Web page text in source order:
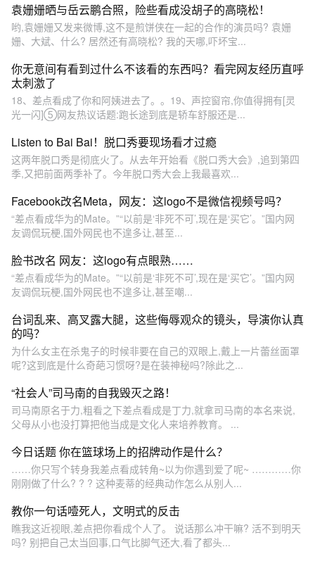
袁姗姗晒与岳云鹏合照，险些看成没胡子的高晓松！
哟,袁姗姗又发来微博,这不是煎饼侠在一起的合作的演员吗? 袁姗
姗、大斌、什么? 居然还有高晓松? 我的天哪,吓坏宝...
你无意间有看到过什么不该看的东西吗？看完网友经历直呼
太刺激了
18、差点看成了你和阿姨进去了。。19、声控窗帘,你值得拥有[灵
光一闪]⑤网友热议话题:跑长途到底是轿车舒服还是...
Listen to Bai Bai！脱口秀要现场看才过瘾
这两年脱口秀是彻底火了。从去年开始看《脱口秀大会》,追到第四
季,又把前面两季补了。今年脱口秀大会上我最喜欢...
Facebook改名Meta，网友：这logo不是微信视频号吗？
“差点看成华为的Mate。”“以前是‘非死不可’,现在是‘买它’。”国内网
友调侃玩梗,国外网民也不遑多让,甚至...
脸书改名 网友：这logo有点眼熟……
“差点看成华为的Mate。”“以前是‘非死不可’,现在是‘买它’。”国内网
友调侃玩梗,国外网民也不遑多让,甚至嘲...
台词乱来、高叉露大腿，这些侮辱观众的镜头，导演你认真
的吗？
为什么女主在杀鬼子的时候非要在自己的双眼上,戴上一片蕾丝面罩
呢?这到底是什么奇葩习惯呀?是在装神秘吗?除此之...
“社会人”司马南的自我毁灭之路！
司马南原名于力,粗看之下差点看成是丁力,就拿司马南的本名来说,
父母从小也没打算把他当成是文化人来培养教育。 ...
今日话题 你在篮球场上的招牌动作是什么？
……你只写个转身我差点看成转角~以为你遇到爱了呢~ …………你
刚刚做了什么? ? ? 这种麦蒂的经典动作怎么从别人...
教你一句话噎死人，文明式的反击
瞧我这近视眼,差点把你看成个人了。 说话那么冲干嘛? 活不到明天
吗? 别把自己太当回事,口气比脚气还大,看了都头...